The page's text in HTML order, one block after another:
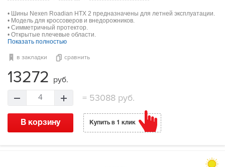
• Шины Nexen Roadian HTX 2 предназначены для летней эксплуатации.
• Модель для кроссоверов и внедорожников.
• Симметричный протектор.
• Открытые плечевые области.
Показать полностью
в закладки сравнить
13272 руб.
4 =53088 руб.
В корзину Купить в 1 клик